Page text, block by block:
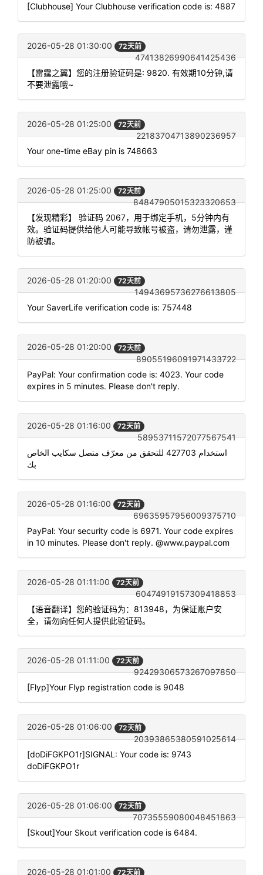
[Clubhouse] Your Clubhouse verification code is: 4887
2026-05-28 01:30:00 72天前
47413826990641425436
【雷霆之翼】您的注册验证码是: 9820. 有效期10分钟,请
不要泄露哦~
2026-05-28 01:25:00 72天前
22183704713890236957
Your one-time eBay pin is 748663
2026-05-28 01:25:00 72天前
84847905015323320653
【发现精彩】 验证码 2067，用于绑定手机，5分钟内有
效。验证码提供给他人可能导致帐号被盗，请勿泄露，谨
防被骗。
2026-05-28 01:20:00 72天前
14943695736276613805
Your SaverLife verification code is: 757448
2026-05-28 01:20:00 72天前
89055196091971433722
PayPal: Your confirmation code is: 4023. Your code
expires in 5 minutes. Please don't reply.
2026-05-28 01:16:00 72天前
58953711572077567541
استخدام 427703 للتحقق من معرّف متصل سكايب الخاص
بك
2026-05-28 01:16:00 72天前
69635957956009375710
PayPal: Your security code is 6971. Your code expires
in 10 minutes. Please don't reply. @www.paypal.com
2026-05-28 01:11:00 72天前
60474919157309418853
【语音翻译】您的验证码为：813948，为保证账户安
全，请勿向任何人提供此验证码。
2026-05-28 01:11:00 72天前
92429306573267097850
[Flyp]Your Flyp registration code is 9048
2026-05-28 01:06:00 72天前
20393865380591025614
[doDiFGKPO1r]SIGNAL: Your code is: 9743
doDiFGKPO1r
2026-05-28 01:06:00 72天前
70735559080048451863
[Skout]Your Skout verification code is 6484.
2026-05-28 01:01:00 72天前